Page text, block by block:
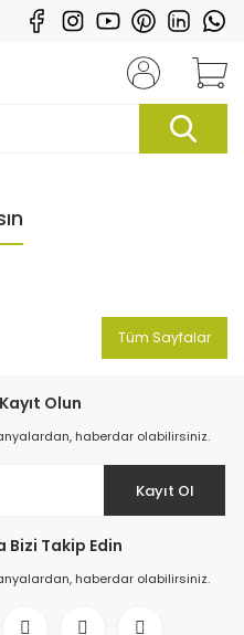
Tüm Sayfalar
Olun
haberdar olabilirsiniz.
Kayıt Ol
Bizi Takip Edin
haberdar olabilirsiniz.